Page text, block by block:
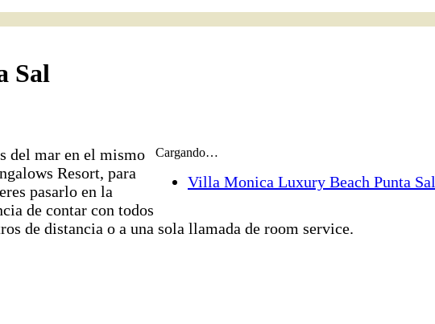
Sal
Cargando…
Villa Monica Luxury Beach Punta Sal
del mar en el mismo
Resort, para
pasarlo en la
de contar con todos
de distancia o a una sola llamada de room service.